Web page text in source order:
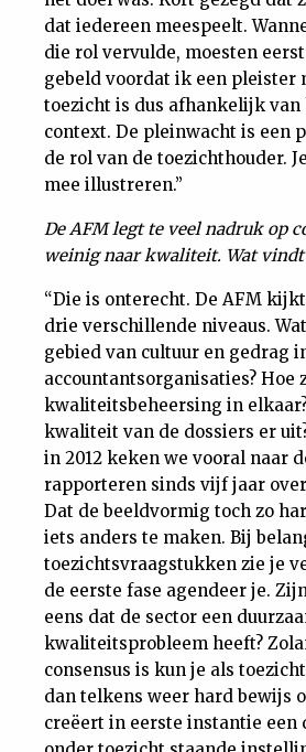
dat iedereen meespeelt.
die rol vervulde, moesten
gebeld voordat ik een pleister
toezicht is dus afhankelijk van
context. De pleinwacht is een
de rol van de toezichthouder.
mee illustreren.”
De AFM legt te veel nadruk op
weinig naar kwaliteit. Wat
“Die is onterecht. De AFM
drie verschillende niveaus.
gebied van cultuur en gedrag
accountantsorganisaties? Hoe
kwaliteitsbeheersing in
kwaliteit van de dossiers er
in 2012 keken we vooral naar
rapporteren sinds vijf jaar
Dat de beeldvormig toch zo
iets anders te maken. Bij
toezichtsvraagstukken zie je
de eerste fase agendeer je.
eens dat de sector een
kwaliteitsprobleem heeft?
consensus is kun je als
dan telkens weer hard bewijs
creëert in eerste instantie een